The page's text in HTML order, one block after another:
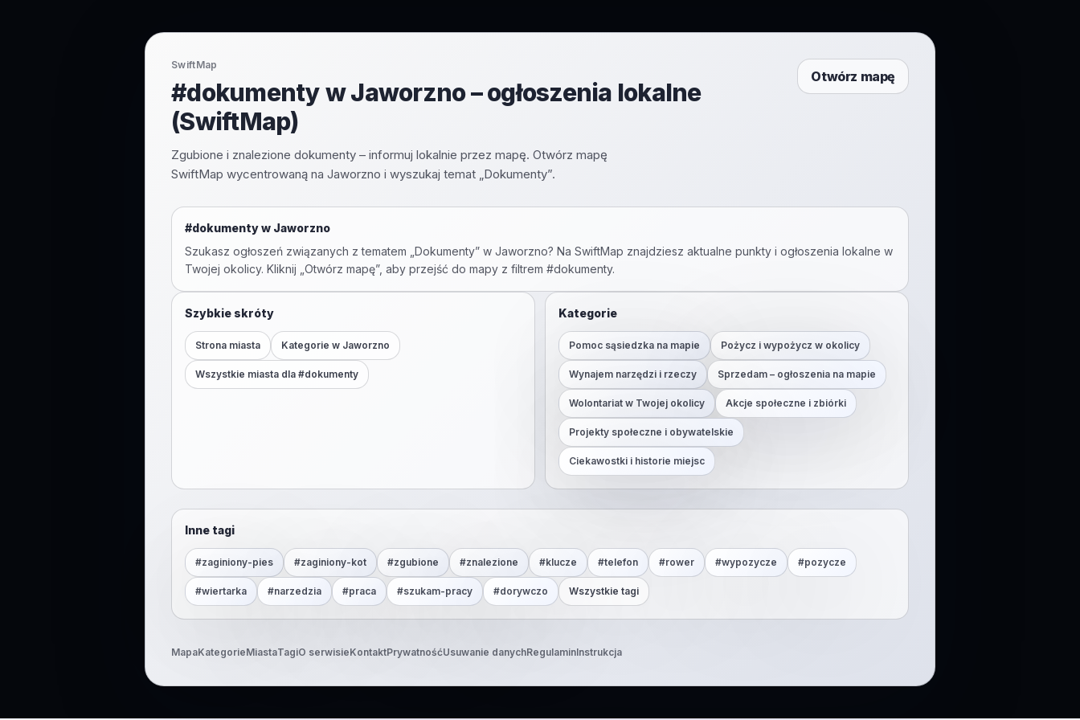
SwiftMap
#dokumenty w Jaworzno – ogłoszenia lokalne
(SwiftMap)
Zgubione i znalezione dokumenty – informuj lokalnie przez mapę. Otwórz mapę
SwiftMap wycentrowaną na Jaworzno i wyszukaj temat „Dokumenty”.
Otwórz mapę
#dokumentyw Jaworzno
Szukasz ogłoszeń związanych z tematem „ Dokumenty” w Jaworzno? Na SwiftMap znajdziesz aktualne punkty i ogłoszenia lokalne w
Twojej okolicy. Kliknij „Otwórz mapę”, aby przejść do mapy z filtrem #dokumenty.
Szybkie skróty
Strona miasta Kategorie w Jaworzno
Wszystkie miasta dla #dokumenty
Kategorie
Pomoc sąsiedzka na mapie Pożycz i wypożycz w okolicy
Wynajem narzędzi i rzeczy Sprzedam – ogłoszenia na mapie
Wolontariat w Twojej okolicy Akcje społeczne i zbiórki
Projekty społeczne i obywatelskie
Ciekawostki i historie miejsc
Inne tagi
#zaginiony-pies #zaginiony-kot #zgubione #znalezione #klucze #telefon #rower #wypozycze #pozycze
#wiertarka #narzedzia #praca #szukam-pracy #dorywczo Wszystkie tagi
MapaKategorieMiastaTagiO serwisieKontaktPrywatnośćUsuwanie danychRegulaminInstrukcja